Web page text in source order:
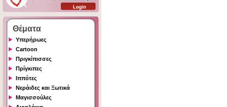
Θέματα
Υπερήρωες
Cartoon
Πριγκίπισσες
Πρίγκιπες
Ιππότες
Νεράιδες και Ξωτικά
Μαγισσούλες